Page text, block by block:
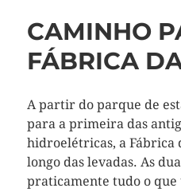
CAMINHO
FÁBRICA
A partir do parque de
para a primeira das
hidroelétricas, a Fábrica
longo das levadas. As
praticamente tudo o